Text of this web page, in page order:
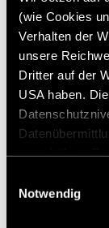
(wie Cookies
Verhalten der
unsere
Dritter auf der
USA haben.
zustehen.
Notwendig
Passar
återförsäljare.